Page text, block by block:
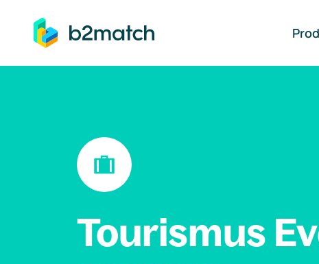
springen
Tourismus